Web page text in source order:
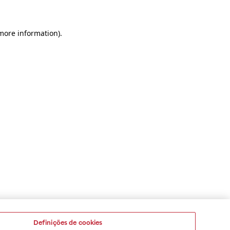
information).
Definições de cookies